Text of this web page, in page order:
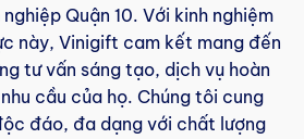
Quận 10. Với kinh nghiệm
này, Vinigift cam kết mang đến
tư vấn sáng tạo, dịch vụ hoàn
cầu của họ. Chúng tôi cung
đáo, đa dạng với chất lượng